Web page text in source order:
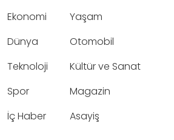
Ekonomi
Dünya
Teknoloji
Spor
İç Haber
Yaşam
Otomobil
Kültür ve Sanat
Magazin
Asayiş